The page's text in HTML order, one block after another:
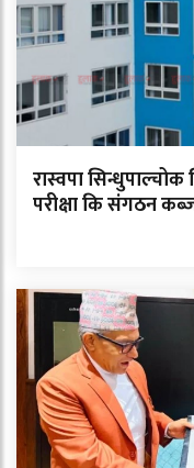
रास्वपा
परीक्षा कि संगठन